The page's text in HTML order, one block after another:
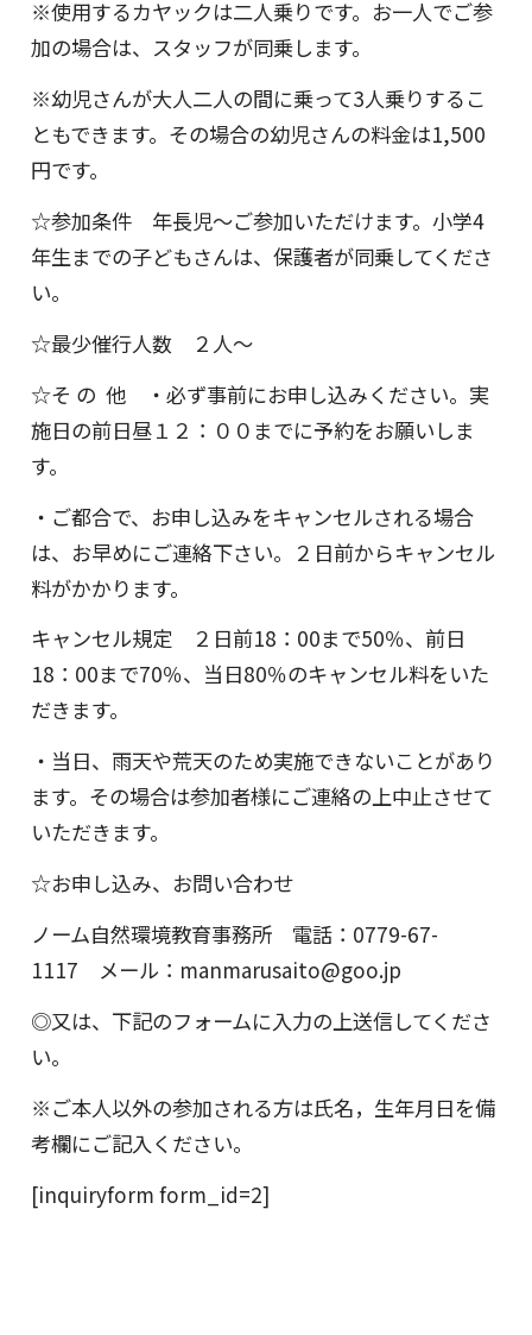
※使用するカヤックは二人乗りです。お一人でご参
加の場合は、スタッフが同乗します。
※幼児さんが大人二人の間に乗って3人乗りするこ
ともできます。その場合の幼児さんの料金は1,500
円です。
☆参加条件 年長児～ご参加いただけます。小学4
年生までの子どもさんは、保護者が同乗してくださ
い。
☆最少催行人数 ２人～
☆そ の 他 ・必ず事前にお申し込みください。実
施日の前日昼１２：００までに予約をお願いしま
す。
・ご都合で、お申し込みをキャンセルされる場合
は、お早めにご連絡下さい。２日前からキャンセル
料がかかります。
キャンセル規定 ２日前18：00まで50％、前日
18：00まで70％、当日80％のキャンセル料をいた
だきます。
・当日、雨天や荒天のため実施できないことがあり
ます。その場合は参加者様にご連絡の上中止させて
いただきます。
☆お申し込み、お問い合わせ
ノーム自然環境教育事務所 電話：0779-67-
1117 メール：manmarusaito@goo.jp
◎又は、下記のフォームに入力の上送信してくださ
い。
※ご本人以外の参加される方は氏名，生年月日を備
考欄にご記入ください。
[inquiryform form_id=2]